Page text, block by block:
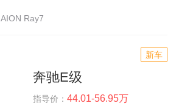
AION Ray7
新车
奔驰E级
指导价： 44.01-56.95万